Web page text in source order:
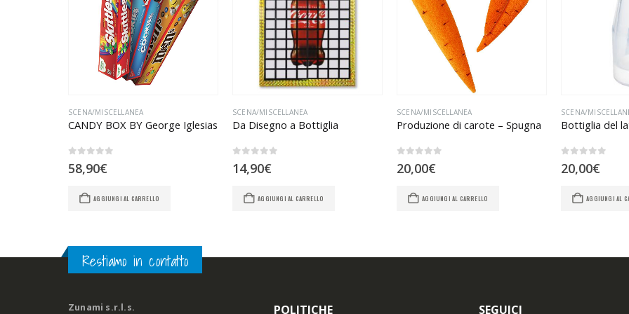
SCENA/MISCELLANEA
CANDY BOX BY George Iglesias
58,90€
AGGIUNGI AL CARRELLO
SCENA/MISCELLANEA
Da Disegno a Bottiglia
14,90€
AGGIUNGI AL CARRELLO
SCENA/MISCELLANEA
Produzione di carote – Spugna
20,00€
AGGIUNGI AL CARRELLO
SCENA/
Bottiglia del
20,00€
AGGIUNGI AL
Restiamo in contatto
Zunami s.r.l.s. POLITICHE SEGUICI